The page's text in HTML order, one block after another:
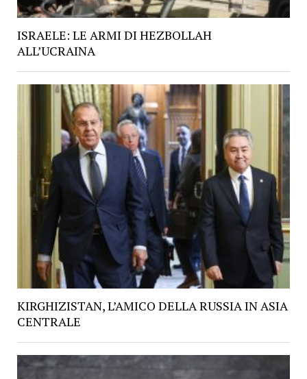
ISRAELE: LE ARMI DI HEZBOLLAH
ALL’UCRAINA
KIRGHIZISTAN, L’AMICO DELLA RUSSIA IN ASIA
CENTRALE